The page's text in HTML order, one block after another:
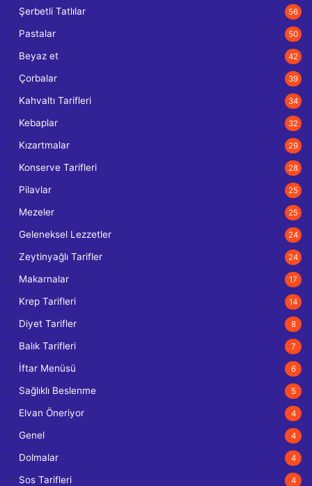
Şerbetli Tatlılar 56
Pastalar 50
Beyaz et 42
Çorbalar 39
Kahvaltı Tarifleri 34
Kebaplar 32
Kızartmalar 29
Konserve Tarifleri 28
Pilavlar 25
Mezeler 25
Geleneksel Lezzetler 24
Zeytinyağlı Tarifler 24
Makarnalar 17
Krep Tarifleri 14
Diyet Tarifler 8
Balık Tarifleri 7
İftar Menüsü 6
Sağlıklı Beslenme 5
Elvan Öneriyor 4
Genel 4
Dolmalar 4
Sos Tarifleri 4